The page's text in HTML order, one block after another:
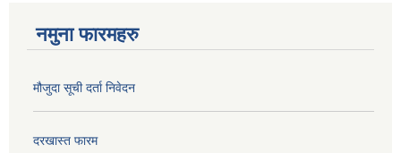
नमुना फारमहरु
मौजुदा सूची दर्ता निवेदन
दरखास्त फारम